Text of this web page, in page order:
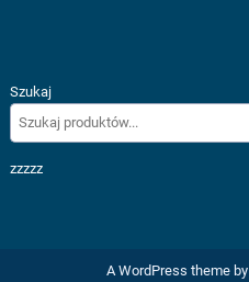
Szukaj
zzzzz
A WordPress theme by